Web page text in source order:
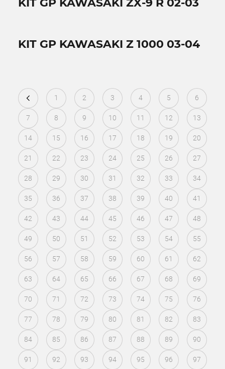
KIT GP KAWASAKI Z 1000 03-04
1 2 3 4 5 6
7 8 9 10 11 12 13
14 15 16 17 18 19 20
21 22 23 24 25 26 27
28 29 30 31 32 33 34
35 36 37 38 39 40 41
42 43 44 45 46 47 48
49 50 51 52 53 54 55
56 57 58 59 60 61 62
63 64 65 66 67 68 69
70 71 72 73 74 75 76
77 78 79 80 81 82 83
84 85 86 87 88 89 90
91 92 93 94 95 96 97